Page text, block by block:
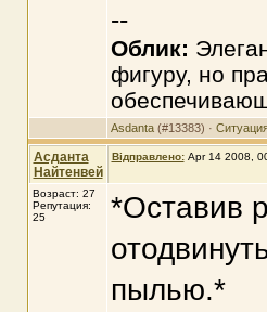
--
Облик:
фигуру, но
Asdanta(#13383) ·
Асданта
Найтенвей
Відправлено: Apr 14 2008,
Возраст: 27
Репутация:
25
*Оставив
пылью.*